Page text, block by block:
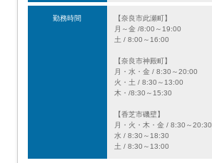
勤務時間
【奈良市此瀬町】
月～金 /8:00～19:00
土 / 8:00～16:00
【奈良市神殿町】
月・水・金 / 8:30～20:00
火・土 / 8:30～13:00
木・/8:30～15:30
【香芝市磯壁】
月・火・木・金 / 8:30～20:30
水 / 8:30～18:30
土 / 8:30～13:00